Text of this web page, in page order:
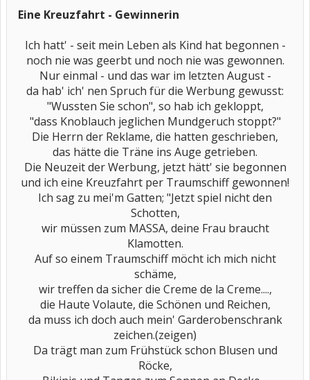
Eine Kreuzfahrt - Gewinnerin
Ich hatt' - seit mein Leben als Kind hat begonnen -
noch nie was geerbt und noch nie was gewonnen.
Nur einmal - und das war im letzten August -
da hab' ich' nen Spruch für die Werbung gewusst:
"Wussten Sie schon", so hab ich gekloppt,
"dass Knoblauch jeglichen Mundgeruch stoppt?"
Die Herrn der Reklame, die hatten geschrieben,
das hätte die Träne ins Auge getrieben.
Die Neuzeit der Werbung, jetzt hätt' sie begonnen
und ich eine Kreuzfahrt per Traumschiff gewonnen!
Ich sag zu mei'm Gatten; "Jetzt spiel nicht den
Schotten,
wir müssen zum MASSA, deine Frau braucht
Klamotten.
Auf so einem Traumschiff möcht ich mich nicht
schäme,
wir treffen da sicher die Creme de la Creme....,
die Haute Volaute, die Schönen und Reichen,
da muss ich doch auch mein' Garderobenschrank
zeichen.(zeigen)
Da trägt man zum Frühstück schon Blusen und
Röcke,